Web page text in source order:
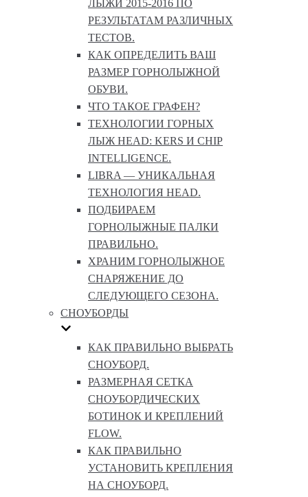
ЛЫЖИ 2015-2016 ПО
РЕЗУЛЬТАТАМ РАЗЛИЧНЫХ
ТЕСТОВ.
КАК ОПРЕДЕЛИТЬ ВАШ
РАЗМЕР ГОРНОЛЫЖНОЙ
ОБУВИ.
ЧТО ТАКОЕ ГРАФЕН?
ТЕХНОЛОГИИ ГОРНЫХ
ЛЫЖ HEAD: KERS И CHIP
INTELLIGENCE.
LIBRA — УНИКАЛЬНАЯ
ТЕХНОЛОГИЯ HEAD.
ПОДБИРАЕМ
ГОРНОЛЫЖНЫЕ ПАЛКИ
ПРАВИЛЬНО.
ХРАНИМ ГОРНОЛЫЖНОЕ
СНАРЯЖЕНИЕ ДО
СЛЕДУЮЩЕГО СЕЗОНА.
СНОУБОРДЫ
КАК ПРАВИЛЬНО ВЫБРАТЬ
СНОУБОРД.
РАЗМЕРНАЯ СЕТКА
СНОУБОРДИЧЕСКИХ
БОТИНОК И КРЕПЛЕНИЙ
FLOW.
КАК ПРАВИЛЬНО
УСТАНОВИТЬ КРЕПЛЕНИЯ
НА СНОУБОРД.